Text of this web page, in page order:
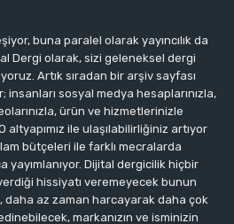
buna paralel olarak yayıncılık da
Dergi olarak, sizi geleneksel dergi
Artık sıradan bir arşiv sayfası
insanları sosyal medya hesaplarınızla,
ürün ve hizmetlerinizle
ile ulaşılabilirliğiniz artıyor
bütçeleri ile farklı mecralarda
yayımlanıyor. Dijital dergicilik hiçbir
hissiyatı veremeyecek bunun
daha az zaman harcayarak daha çok
markanızın ve isminizin